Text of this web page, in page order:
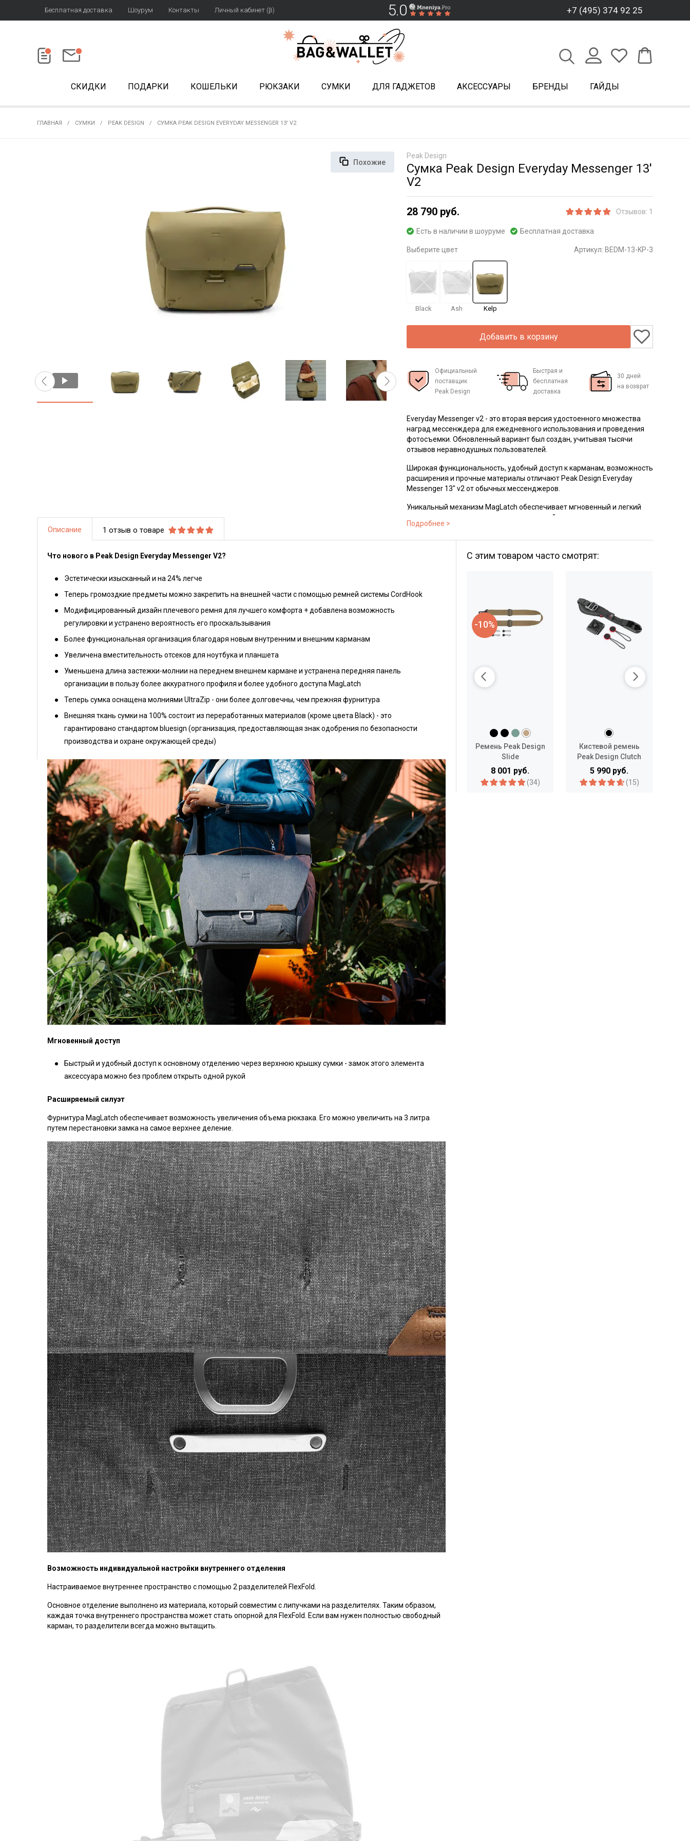
Бесплатная доставка Шоурум Контакты Личный кабинет (β) 5.0 +7 (495) 374 92 25
СКИДКИ ПОДАРКИ КОШЕЛЬКИ РЮКЗАКИ СУМКИ ДЛЯ ГАДЖЕТОВ АКСЕССУАРЫ БРЕНДЫ ГАЙДЫ
ГЛАВНАЯ СУМКИ PEAK DESIGN СУМКА PEAK DESIGN EVERYDAY MESSENGER 13' V2
Похожие
Peak Design
Сумка Peak Design Everyday Messenger 13'
V2
28 790 руб. Отзывов: 1
Есть в наличии в шоуруме Бесплатная доставка
Выберите цвет Артикул: BEDM-13-KP-3
Black Ash Kelp
Добавить в корзину
Официальный
поставщик
Peak Design
Быстрая и
бесплатная
доставка
30 дней
на возврат
Everyday Messenger v2 - это вторая версия удостоенного множества
наград мессенждера для ежедневного использования и проведения
фотосъемки. Обновленный вариант был создан, учитывая тысячи
отзывов неравнодушных пользователей.
Широкая функциональность, удобный доступ к карманам, возможность
расширения и прочные материалы отличают Peak Design Everyday
Messenger 13" v2 от обычных мессенджеров.
Уникальный механизм MagLatch обеспечивает мгновенный и легкий
доступ к внутреннему отделению с верхней части.
всему пространству.
мелких предметов обеспечивают удобную организацию, позволяющую
Громоздкие предметы можно закрепить на внешней части с помощью
ремней системы CordHook.
регулируемым съёмным плечевым ремнём.
Описание 1 отзыв о товаре
Что нового в Peak Design Everyday Messenger V2?
Эстетически изысканный и на 24% легче
Теперь громоздкие предметы можно закрепить на внешней части с помощью ремней системы CordHook
Модифицированный дизайн плечевого ремня для лучшего комфорта + добавлена возможность
регулировки и устранено вероятность его проскальзывания
Более функциональная организация благодаря новым внутренним и внешним карманам
Увеличена вместительность отсеков для ноутбука и планшета
Уменьшена длина застежки-молнии на переднем внешнем кармане и устранена передняя панель
организации в пользу более аккуратного профиля и более удобного доступа MagLatch
Теперь сумка оснащена молниями UltraZip - они более долговечны, чем прежняя фурнитура
Внешняя ткань сумки на 100% состоит из переработанных материалов (кроме цвета Black) - это
гарантировано стандартом bluesign (организация, предоставляющая знак одобрения по безопасности
производства и охране окружающей среды)
Мгновенный доступ
Быстрый и удобный доступ к основному отделению через верхнюю крышку сумки - замок этого элемента
аксессуара можно без проблем открыть одной рукой
Расширяемый силуэт
Фурнитура MagLatch обеспечивает возможность увеличения объема рюкзака. Его можно увеличить на 3 литра
путем перестановки замка на самое верхнее деление.
Возможность индивидуальной настройки внутреннего отделения
Настраиваемое внутреннее пространство с помощью 2 разделителей FlexFold.
Основное отделение выполнено из материала, который совместим с липучками на разделителях. Таким образом,
каждая точка внутреннего пространства может стать опорной для FlexFold. Если вам нужен полностью свободный
карман, то разделители всегда можно вытащить.
С этим товаром часто смотрят:
-10%
Ремень Peak Design
Slide
8 001 руб.
(34)
Кистевой ремень
Peak Design Clutch
5 990 руб.
(15)